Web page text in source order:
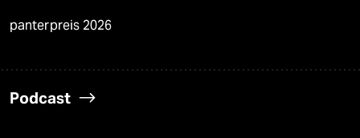
panterpreis 2026
Podcast